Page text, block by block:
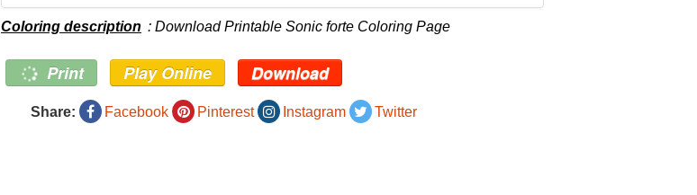
Coloring description : Download Printable Sonic forte Coloring Page
Print Play Online Download
Share: Facebook Pinterest Instagram Twitter